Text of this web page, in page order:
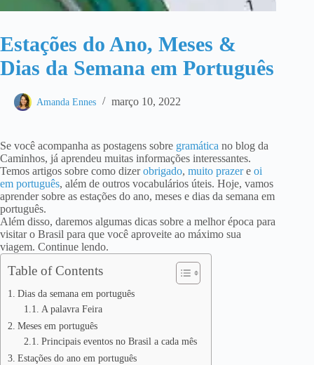
Estações do Ano, Meses &
Dias da Semana em Português
Amanda Ennes março 10, 2022
Se você acompanha as postagens sobre gramática no blog da
Caminhos, já aprendeu muitas informações interessantes.
Temos artigos sobre como dizerobrigado, muito prazere oi
em português, além de outros vocabulários úteis. Hoje, vamos
aprender sobre as estações do ano, meses e dias da semana em
português.
Além disso, daremos algumas dicas sobre a melhor época para
visitar o Brasil para que você aproveite ao máximo sua
viagem. Continue lendo.
Table of Contents
Dias da semana em português
A palavra Feira
Meses em português
Principais eventos no Brasil a cada mês
Estações do ano em português